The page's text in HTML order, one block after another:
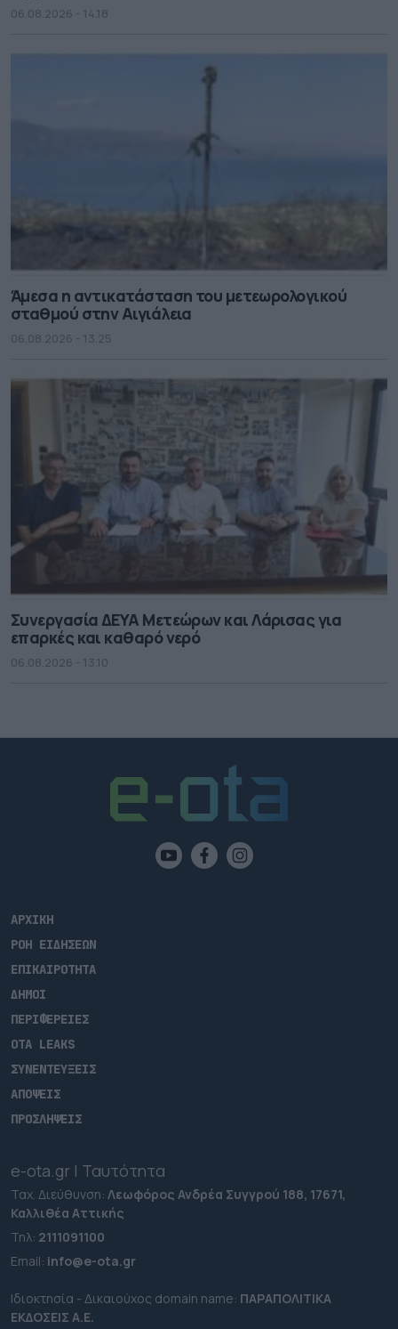
06.08.2026 - 14.18
Άμεσα η αντικατάσταση του μετεωρολογικού
σταθμού στην Αιγιάλεια
06.08.2026 - 13.25
Συνεργασία ΔΕΥΑ Μετεώρων και Λάρισας για
επαρκές και καθαρό νερό
06.08.2026 - 13.10
ΑΡΧΙΚΗ
ΡΟΗ ΕΙΔΗΣΕΩΝ
ΕΠΙΚΑΙΡΟΤΗΤΑ
ΔΗΜΟΙ
ΠΕΡΙΦΕΡΕΙΕΣ
OTA LEAKS
ΣΥΝΕΝΤΕΥΞΕΙΣ
ΑΠΟΨΕΙΣ
ΠΡΟΣΛΗΨΕΙΣ
e-ota.gr | Ταυτότητα
Ταχ. Διεύθυνση: Λεωφόρος Ανδρέα Συγγρού 188, 17671,
Καλλιθέα Αττικής
Τηλ: 2111091100
Εmail: info@e-ota.gr
Ιδιοκτησία - Δικαιούχος domain name: ΠΑΡΑΠΟΛΙΤΙΚΑ
ΕΚΔΟΣΕΙΣ A.E.